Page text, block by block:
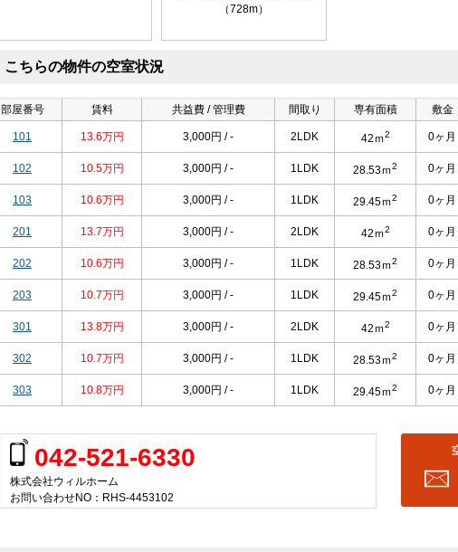
（728m）
こちらの物件の空室状況
部屋番号 賃料 共益費 / 管理費 間取り 専有面積 敷金
101 13.6万円 3,000円 / - 2LDK 42ｍ2 0ヶ月
102 10.5万円 3,000円 / - 1LDK 28.53ｍ2 0ヶ月
103 10.6万円 3,000円 / - 1LDK 29.45ｍ2 0ヶ月
201 13.7万円 3,000円 / - 2LDK 42ｍ2 0ヶ月
202 10.6万円 3,000円 / - 1LDK 28.53ｍ2 0ヶ月
203 10.7万円 3,000円 / - 1LDK 29.45ｍ2 0ヶ月
301 13.8万円 3,000円 / - 2LDK 42ｍ2 0ヶ月
302 10.7万円 3,000円 / - 1LDK 28.53ｍ2 0ヶ月
303 10.8万円 3,000円 / - 1LDK 29.45ｍ2 0ヶ月
042-521-6330
株式会社ウィルホーム
お問い合わせNO：RHS-4453102